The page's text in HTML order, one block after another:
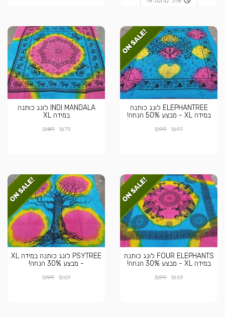
ELEPHANTREE לונג כותנה
במידה XL - מבצע 50% הנחה!
₪49
₪99
INDI MANDALA לונג כותנה
במידה XL
₪79
₪89
FOUR ELEPHANTS לונג כותנה
במידה XL - מבצע 30% הנחה!
₪69
₪99
PSYTREE לונג כותנה במידה XL
- מבצע 30% הנחה!
₪69
₪99